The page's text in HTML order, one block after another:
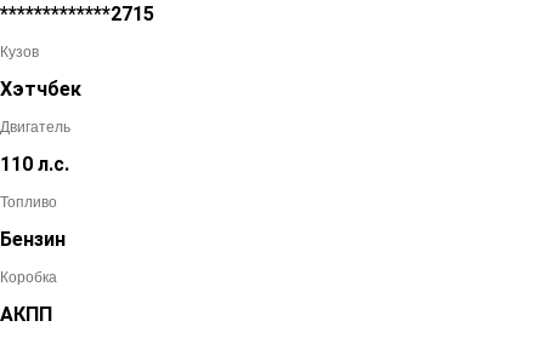
*************2715
Кузов
Хэтчбек
Двигатель
110 л.с.
Топливо
Бензин
Коробка
АКПП